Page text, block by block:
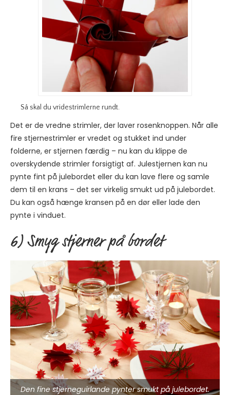
Så skal du vridestrimlerne rundt.
Det er de vredne strimler, der laver rosenknoppen. Når alle
fire stjernestrimler er vredet og stukket ind under
folderne, er stjernen færdig – nu kan du klippe de
overskydende strimler forsigtigt af. Julestjernen kan nu
pynte fint på julebordet eller du kan lave flere og samle
dem til en krans – det ser virkelig smukt ud på julebordet.
Du kan også hænge kransen på en dør eller lade den
pynte i vinduet.
6) Smyg stjerner på bordet
Den fine stjerneguirlande pynter smukt på julebordet.